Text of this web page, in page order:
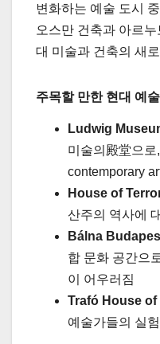
변화하는 예술 도시
오스만 건축과 아르
대 미술과 건축의 새
주목할 만한 현대 예
Ludwig
미술의殿堂으로
contemporary
House of
산주의 역사에
Bálna
합 문화 공간으
이 어우러짐
Trafó House
예술가들의 실